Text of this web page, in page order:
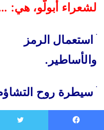
لشعراء أبولُّو، هي
استعمال الرمز
والأساطير
سيطرة روح
الامتزاج